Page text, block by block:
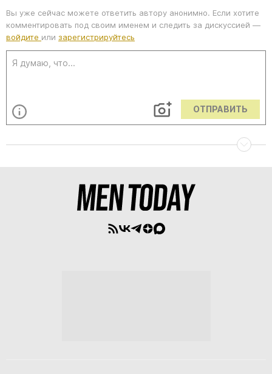
Вы уже сейчас можете ответить автору анонимно. Если хотите
комментировать под своим именем и следить за дискуссией —
войдите или зарегистрируйтесь
ОТПРАВИТЬ